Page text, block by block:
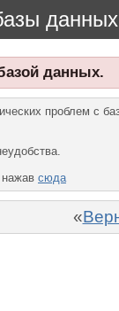
данных
данных.
проблем с
нажав сюда
«